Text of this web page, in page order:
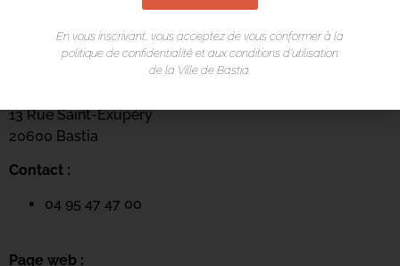
LIEU DE L'ÉVÉNEMENT
13 Rue Saint-Exupéry
20600 Bastia
Contact :
04 95 47 47 00
Page web :
En vous inscrivant, vous acceptez de vous conformer à la
politique de confidentialité et aux conditions d’utilisation
de la Ville de Bastia.